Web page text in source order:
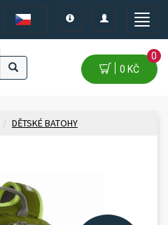
Toggle
Toggle
navigation
Toggle
0 KČ
0
DĚTSKÉ BATOHY